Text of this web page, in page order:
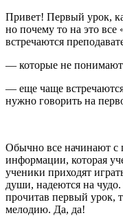
Привет! Первый урок,
но почему то на это все
встречаются
— которые не
— еще чаще
нужно говорить на
Обычно все начинают с
информации, которая
ученики приходят
души, надеются на
прочитав первый урок,
мелодию. Да, да!